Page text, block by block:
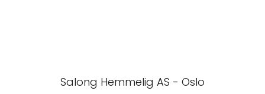
Salong Hemmelig AS - Oslo